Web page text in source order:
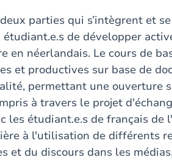
parties qui s’intègrent et
étudiant.e.s de développer
en néerlandais. Le cours de
et productives sur base de
permettant une ouverture
à travers le projet
les étudiant.e.s de français
à l'utilisation de différents
et du discours dans les